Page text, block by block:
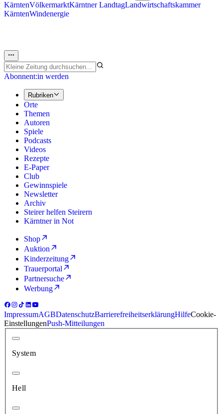
KärntenVölkermarktKärntner LandtagLandwirtschaftskammer
KärntenWindenergie
Abonnent:in werden
Rubriken
Orte
Themen
Autoren
Spiele
Podcasts
Videos
Rezepte
E-Paper
Club
Gewinnspiele
Newsletter
Archiv
Steirer helfen Steirern
Kärntner in Not
Shop
Auktion
Kinderzeitung
Trauerportal
Partnersuche
Werbung
ImpressumAGBDatenschutzBarrierefreiheitserklärungHilfeCookie-
EinstellungenPush-Mitteilungen
System
Hell